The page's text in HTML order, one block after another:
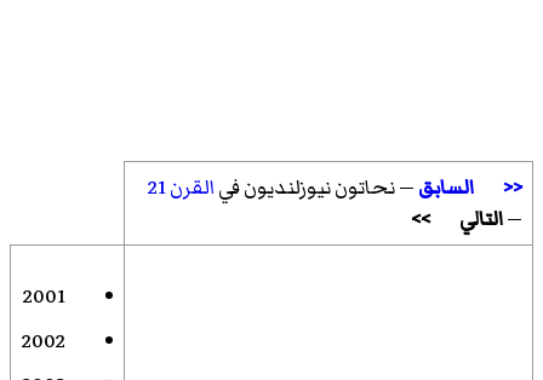
<< السابق— نحاتون نيوزلنديون فيالقرن 21
—التالي >>
2001
2002